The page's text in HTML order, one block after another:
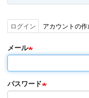
プ
イ
マ
リ
ー
タ
ブ
ログイン (ア
ク
ィ
な
タ
ブ)
アカウントの
メール
パスワード